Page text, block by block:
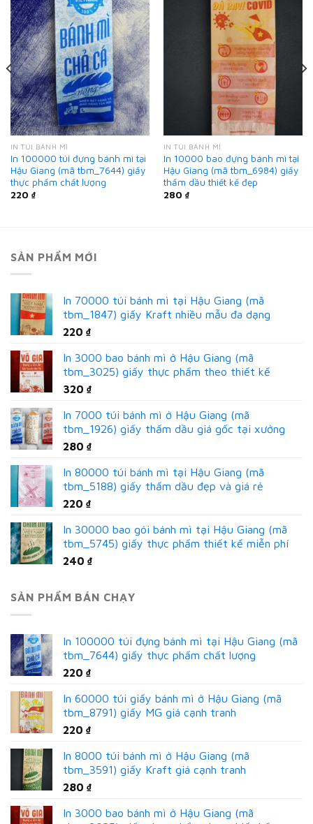
IN TÚI BÁNH MÌ
In 100000 túi đựng bánh mì tại
Hậu Giang (mã tbm_7644) giấy
thực phẩm chất lượng
220 ₫
IN TÚI BÁNH MÌ
In 10000 bao đựng bánh mì tại
Hậu Giang (mã tbm_6984) giấy
thấm dầu thiết kế đẹp
280 ₫
SẢN PHẨM MỚI
In 70000 túi bánh mì tại Hậu Giang (mã
tbm_1847) giấy Kraft nhiều mẫu đa dạng
220 ₫
In 3000 bao bánh mì ở Hậu Giang (mã
tbm_3025) giấy thực phẩm theo thiết kế
320 ₫
In 7000 túi bánh mì ở Hậu Giang (mã
tbm_1926) giấy thấm dầu giá gốc tại xưởng
280 ₫
In 80000 túi bánh mì tại Hậu Giang (mã
tbm_5188) giấy thấm dầu đẹp và giá rẻ
220 ₫
In 30000 bao gói bánh mì tại Hậu Giang (mã
tbm_5745) giấy thực phẩm thiết kế miễn phí
240 ₫
SẢN PHẨM BÁN CHẠY
In 100000 túi đựng bánh mì tại Hậu Giang (mã
tbm_7644) giấy thực phẩm chất lượng
220 ₫
In 60000 túi giấy bánh mì ở Hậu Giang (mã
tbm_8791) giấy MG giá cạnh tranh
220 ₫
In 8000 túi bánh mì ở Hậu Giang (mã
tbm_3591) giấy Kraft giá cạnh tranh
280 ₫
In 3000 bao bánh mì ở Hậu Giang (mã